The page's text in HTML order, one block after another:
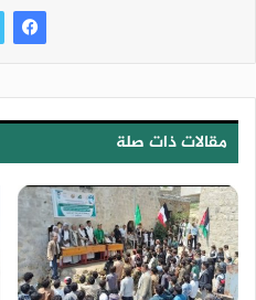
مقالات ذات صلة